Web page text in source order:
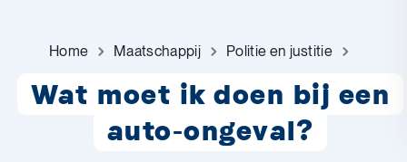
Home Maatschappij Politie en justitie
Wat moet ik doen bij een
auto-ongeval?